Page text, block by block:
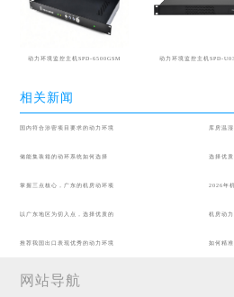
动力环境监控主机SPD-6500GSM 动力环境监控主机SPD-
相关新闻
国内符合涉密项目要求的动力环境 库房温
储能集装箱的动环系统如何选择 选择优
掌握三点核心，广东的机房动环项 2026年
以广东地区为切入点，选择优质的 机房动
推荐我国出口表现优秀的动力环境 如何精
网站导航